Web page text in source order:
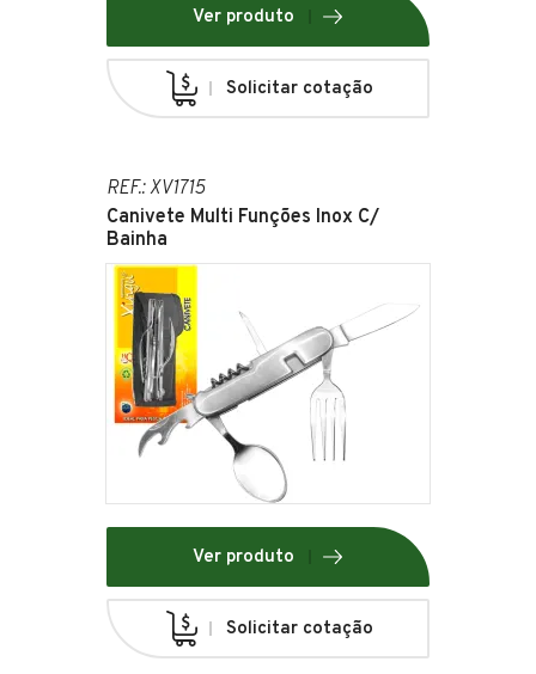
Ver produto
Solicitar cotação
REF.: XV1715
Canivete Multi Funções Inox C/
Bainha
Ver produto
Solicitar cotação